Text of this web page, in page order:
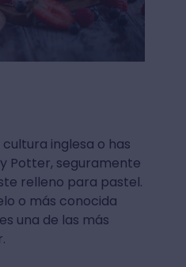
inglesa o has
Potter, seguramente
relleno para pastel.
o más conocida
una de las más